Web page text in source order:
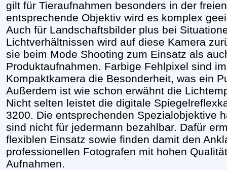
gilt für Tieraufnahmen besonders in der
entsprechende Objektiv wird es komplex
Auch für Landschaftsbilder plus bei
Lichtverhältnissen wird auf diese Kamera
sie beim Mode Shooting zum Einsatz als
Produktaufnahmen. Farbige Fehlpixel sind
Kompaktkamera die Besonderheit, was ein
Außerdem ist wie schon erwähnt die
Nicht selten leistet die digitale
3200. Die entsprechenden Spezialobjektive
sind nicht für jedermann bezahlbar. Dafür
flexiblen Einsatz sowie finden damit den
professionellen Fotografen mit hohen
Aufnahmen.